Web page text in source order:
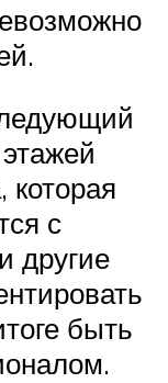
которая
с
другие
быть